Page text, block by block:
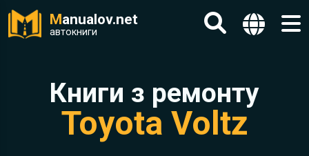
Manualov.net
автокниги
Книги з ремонту
Toyota Voltz